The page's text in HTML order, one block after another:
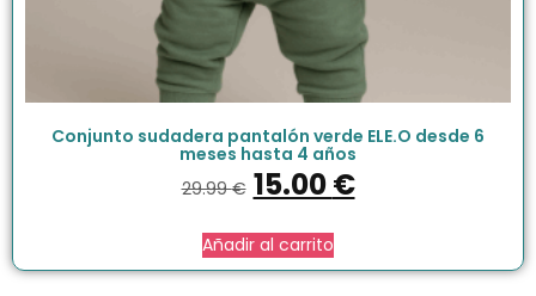
Conjunto sudadera pantalón verde ELE.O desde 6
meses hasta 4 años
29.99€ 15.00€
Añadir al carrito